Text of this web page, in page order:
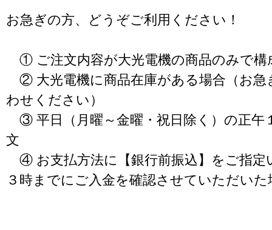
お急ぎの方、どうぞご利用ください！
① ご注文内容が大光電機の商品のみで構
② 大光電機に商品在庫がある場合（お急
わせください）
③ 平日（月曜～金曜・祝日除く）の正午
文
④ お支払方法に【銀行前振込】をご指定
３時までにご入金を確認させていただいた